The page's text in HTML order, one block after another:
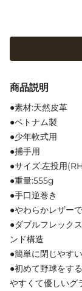
商品説明
●素材:天然皮革
●ベトナム製
●少年軟式用
●捕手用
●サイズ:左投用
●重量:555g
●手口逆巻き
●やわらかレザー
●ダブルフレック
ンド構造
●簡単に閉じやすい
●初めて野球をす
やすくて優しいグ